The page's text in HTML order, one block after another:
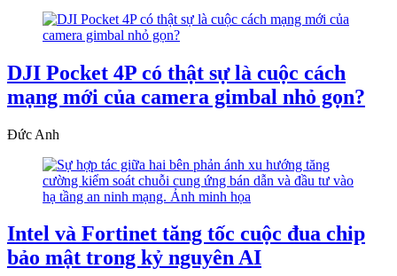
DJI Pocket 4P có thật sự là cuộc cách
mạng mới của camera gimbal nhỏ gọn?
Đức Anh
Intel và Fortinet tăng tốc cuộc đua chip
bảo mật trong kỷ nguyên AI